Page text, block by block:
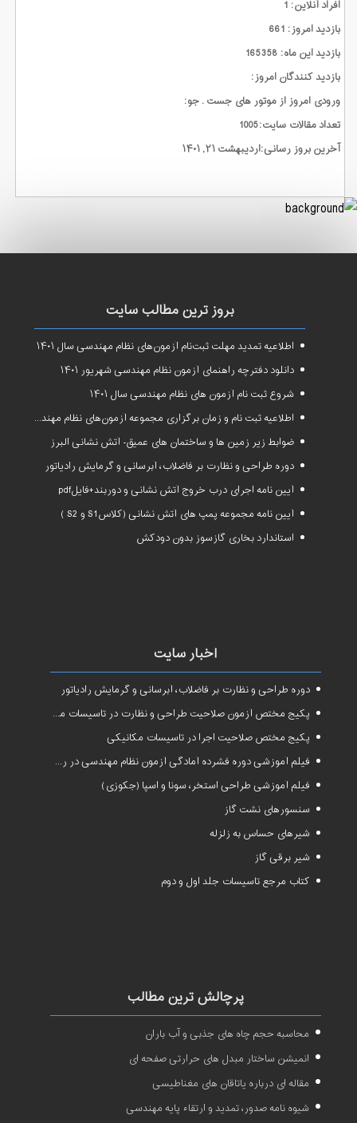
افراد آنلاین: 1
بازدید امروز: 661
بازدید این ماه: 165358
بازدید کنندگان امروز:
ورودی امروز از موتور های جست . جو:
تعداد مقالات سایت:1005
آخرین بروز رسانی:اردیبهشت ۲۱, ۱۴۰۱
بروز ترین مطالب سایت
اطلاعیه تمدید مهلت ثبت‌نام آزمون‌های نظام مهندسی سال ۱۴۰۱
دانلود دفترچه راهنمای آزمون نظام مهندسی شهریور ۱۴۰۱
شروع ثبت نام آزمون های نظام مهندسی سال ۱۴۰۱
اطلاعیه ثبت نام و زمان برگزاری مجموعه آزمون‌های نظام مهندسی ساختمان سال ۱۴۰۱
ضوابط زیر زمین ها و ساختمان های عمیق- آتش نشانی البرز
دوره طراحی و نظارت بر فاضلاب، آبرسانی و گرمایش رادیاتور
آیین نامه اجرای درب خروج آتش نشانی و دوربند+فایلpdf
آیین نامه مجموعه پمپ های آتش نشانی (کلاسS1 و S2 )
استاندارد بخاری گازسوز بدون دودکش
اخبار سایت
دوره طراحی و نظارت بر فاضلاب، آبرسانی و گرمایش رادیاتور
پکیج مختص آزمون صلاحیت طراحی و نظارت در تاسیسات مکانیکی
پکیج مختص صلاحیت اجرا در تاسیسات مکانیکی
فیلم آموزشی دوره فشرده آمادگی آزمون نظام مهندسی در رشته طراحی و نظارت تاسیسات مکانیکی ساختمان
فیلم آموزشی طراحی استخر، سونا و اسپا (جکوزی)
سنسورهای نشت گاز
شیرهای حساس به زلزله
شیر برقی گاز
کتاب مرجع تاسیسات جلد اول و دوم
پرچالش ترین مطالب
محاسبه حجم چاه های جذبی و آب باران
انمیشن ساختار مبدل های حرارتی صفحه ای
مقاله ای درباره یاتاقان های مغناطیسی
شیوه نامه صدور، تمدید و ارتقاء پایه مهندسی